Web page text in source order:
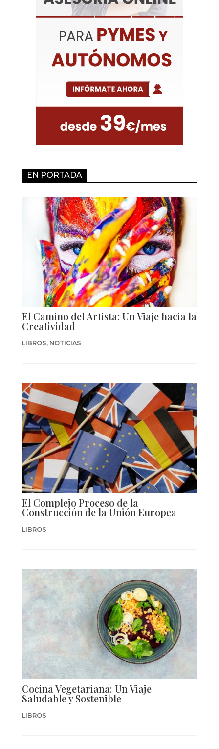
EN PORTADA
El Camino del Artista: Un Viaje hacia la
Creatividad
LIBROS, NOTICIAS
El Complejo Proceso de la
Construcción de la Unión Europea
LIBROS
Cocina Vegetariana: Un Viaje
Saludable y Sostenible
LIBROS